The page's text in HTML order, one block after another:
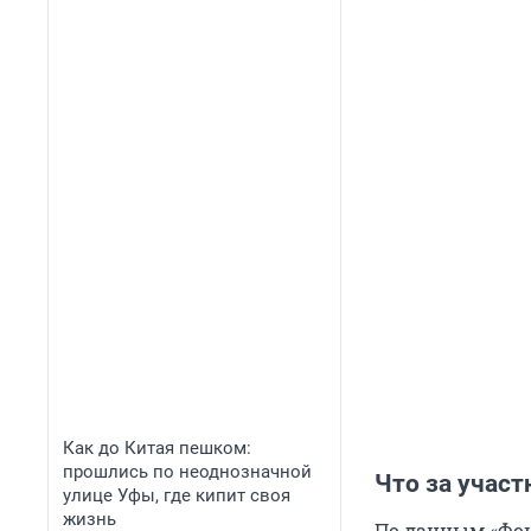
Как до Китая пешком:
прошлись по неоднозначной
улице Уфы, где кипит своя
жизнь
Что за